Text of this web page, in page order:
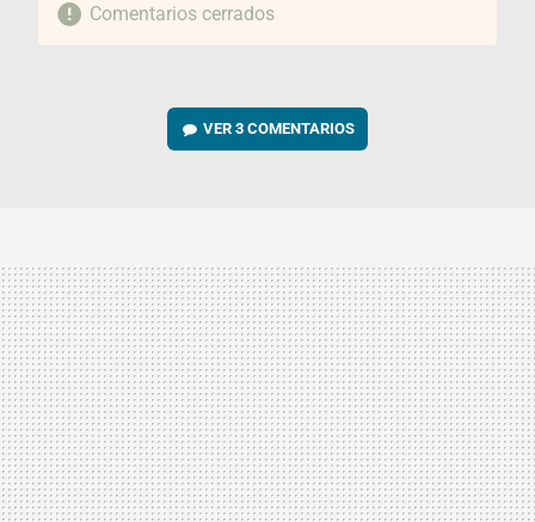
Comentarios cerrados
VER3 COMENTARIOS